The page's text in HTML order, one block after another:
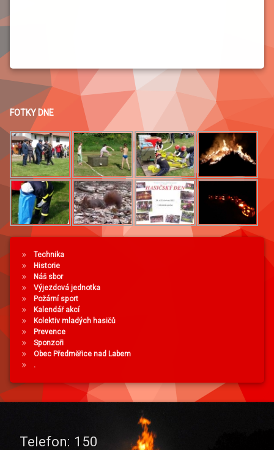
FOTKY DNE
Technika
Historie
Náš sbor
Výjezdová jednotka
Požární sport
Kalendář akcí
Kolektiv mladých hasičů
Prevence
Sponzoři
Obec Předměřice nad Labem
.
Telefon: 150